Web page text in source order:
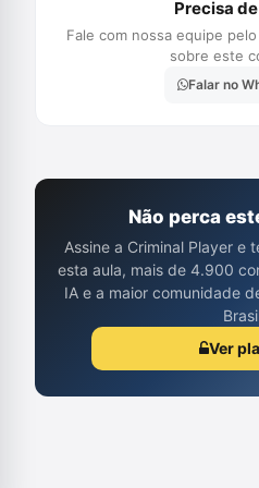
Precisa
Fale com nossa equipe
sobre este
Falar no
Não perca
Assine a Criminal Player e
esta aula, mais de 4.900
IA e a maior comunidade
Ver